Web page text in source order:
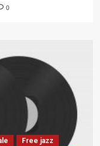
0
Free jazz